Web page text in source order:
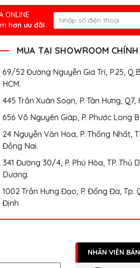
ONLINE
hơn ưu đãi
MUA TẠI SHOWROOM
69/52 Đường Nguyễn Gia Trí, P.25,
HCM.
445 Trần Xuân Soạn, P. Tân Hưng, Q7,
656 Võ Nguyên Giáp, P. Phước Long
24 Nguyễn Văn Hoa, P. Thống Nhất,
Đồng Nai.
341 Đường 30/4, P. Phú Hòa, TP. Thủ
Dương.
1002 Trần Hưng Đạo, P. Đống Đa, Tp.
Định
NHÂN VIÊN